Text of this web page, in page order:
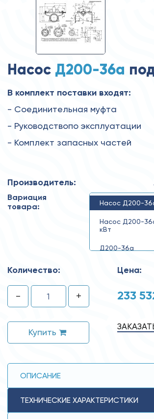
Насос Д200-36а
В комплект поставки входят:
- Соединительная муфта
- Руководствопо эксплуатации
- Комплект запасных частей
Производитель:
Вариация
товара:
Насос Д200-
Насос Д200-
кВт
Д200-36а
Количество:
- +
Купить
Цена:
233
ОПИСАНИЕ
ТЕХНИЧЕСКИЕ ХАРАКТЕРИСТИКИ